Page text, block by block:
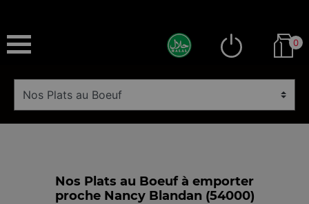
0
Nos Plats au Boeuf à emporter
proche Nancy Blandan (54000)